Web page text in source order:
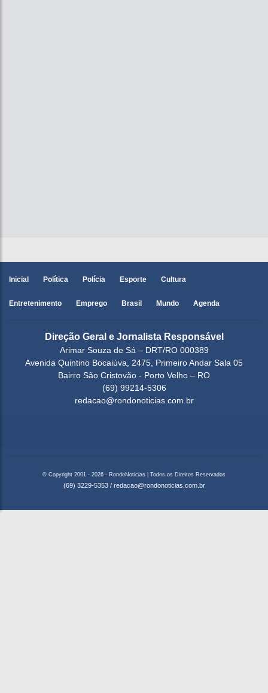
Inicial Política Polícia Esporte Cultura
Entretenimento Emprego Brasil Mundo Agenda
Direção Geral e Jornalista Responsável
Arimar Souza de Sá – DRT/RO 000389
Avenida Quintino Bocaiúva, 2475, Primeiro Andar Sala 05
Bairro São Cristovão - Porto Velho – RO
(69) 99214-5306
redacao@rondonoticias.com.br
© Copyright 2001 - 2026 - RondoNoticias | Todos os Direitos Reservados
(69) 3229-5353 / redacao@rondonoticias.com.br